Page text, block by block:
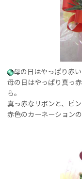
母の日はやっぱり赤
母の日はやっぱり真っ
ら。
真っ赤なリボンと、ピ
赤色のカーネーション